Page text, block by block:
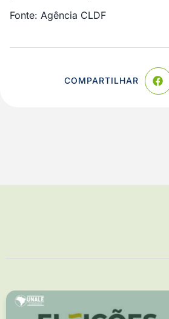
Fonte: Agência CLDF
COMPARTILHAR